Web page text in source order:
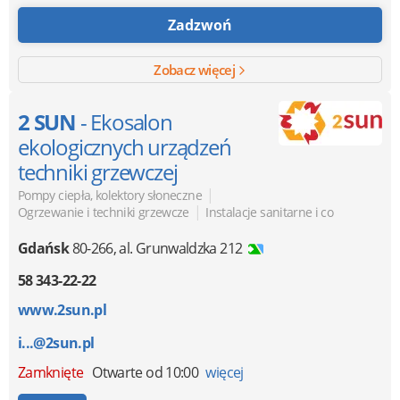
Zadzwoń
Zobacz więcej
2 SUN - Ekosalon
ekologicznych urządzeń
techniki grzewczej
Pompy ciepła, kolektory słoneczne |
Ogrzewanie i techniki grzewcze | Instalacje sanitarne i co
Gdańsk80-266,al. Grunwaldzka 212
58 343-22-22
www.2sun.pl
i...@2sun.pl
Zamknięte Otwarte od 10:00 więcej